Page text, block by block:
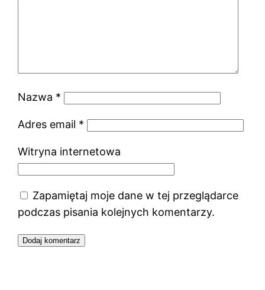
Nazwa *
Adres email *
Witryna internetowa
Zapamiętaj moje dane w tej przeglądarce
podczas pisania kolejnych komentarzy.